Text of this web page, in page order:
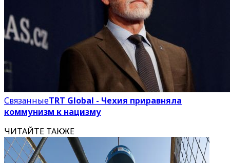
СвязанныеTRT Global - Чехия приравняла
коммунизм к нацизму
ЧИТАЙТЕ ТАКЖЕ